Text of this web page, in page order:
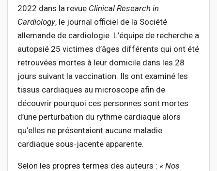
2022 dans la revue Clinical Research in
Cardiology, le journal officiel de la Société
allemande de cardiologie. L’équipe de recherche a
autopsié 25 victimes d’âges différents qui ont été
retrouvées mortes à leur domicile dans les 28
jours suivant la vaccination. Ils ont examiné les
tissus cardiaques au microscope afin de
découvrir pourquoi ces personnes sont mortes
d’une perturbation du rythme cardiaque alors
qu’elles ne présentaient aucune maladie
cardiaque sous-jacente apparente.
Selon les propres termes des auteurs : « Nos